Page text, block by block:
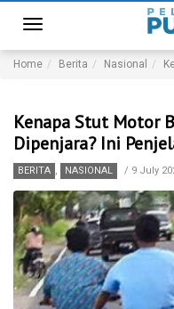
Toggle
navigation
Home Berita Nasional
Kenapa Stut Motor
Dipenjara? Ini
BERITA , NASIONAL / 9 July